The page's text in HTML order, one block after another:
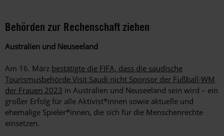
Behörden zur Rechenschaft ziehen
Australien und Neuseeland
Am 16. März bestätigte die FIFA, dass die saudische
Tourismusbehörde Visit Saudi nicht Sponsor der Fußball-WM
der Frauen 2023 in Australien und Neuseeland sein wird – ein
großer Erfolg für alle Aktivist*innen sowie aktuelle und
ehemalige Spieler*innen, die sich für die Menschenrechte
einsetzen.